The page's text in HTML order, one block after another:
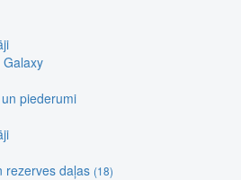
piederumi
rezerves daļas (18)